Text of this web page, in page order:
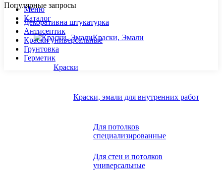
Популярные запросы
Декоративна штукатурка
Антисептик
Краски универсальные
Грунтовка
Герметик
Меню
Каталог
Краски, Эмали
Краски
Краски, эмали для внутренних работ
Для потолков
специализированные
Для стен и потолков
универсальные